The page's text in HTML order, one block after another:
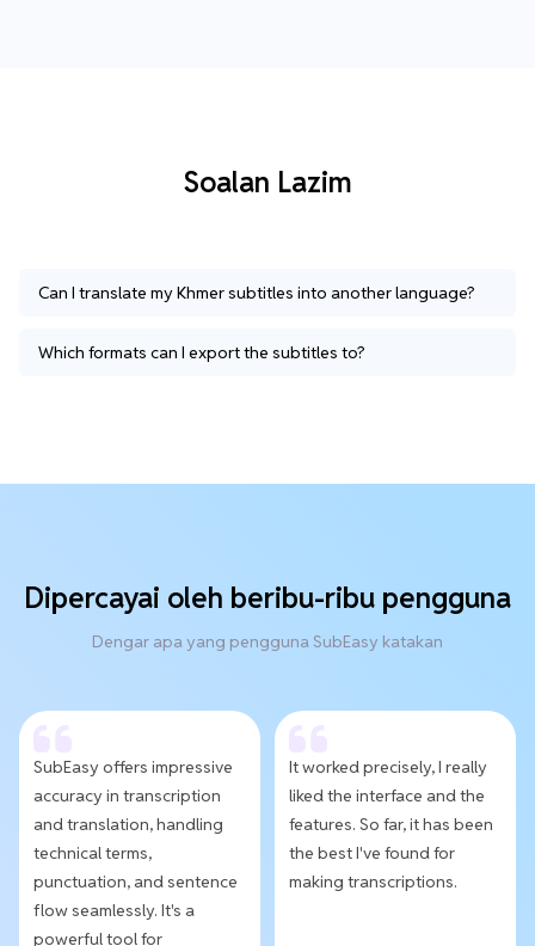
Soalan Lazim
Can I translate my Khmer subtitles into another language?
Which formats can I export the subtitles to?
Dipercayai oleh beribu-ribu pengguna
Dengar apa yang pengguna SubEasy katakan
SubEasy offers impressive
accuracy in transcription
and translation, handling
technical terms,
punctuation, and sentence
flow seamlessly. It's a
powerful tool for
It worked precisely, I really
liked the interface and the
features. So far, it has been
the best I've found for
making transcriptions.